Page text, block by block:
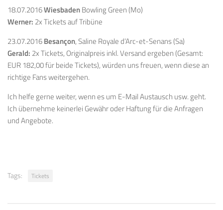
18.07.2016WiesbadenBowling Green (Mo)
Werner: 2x Tickets auf Tribüne
23.07.2016Besançon, Saline Royale d’Arc-et-Senans (Sa)
Gerald: 2x Tickets, Originalpreis inkl. Versand ergeben (Gesamt:
EUR 182,00 für beide Tickets), würden uns freuen, wenn diese an
richtige Fans weitergehen.
Ich helfe gerne weiter, wenn es um E-Mail Austausch usw. geht.
Ich übernehme keinerlei Gewähr oder Haftung für die Anfragen
und Angebote.
Tags: Tickets